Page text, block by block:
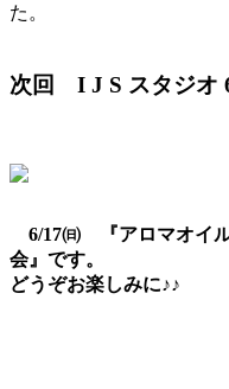
た。
次回 I J S スタジオ
6/17㈰ 『アロマオイ
会』です。
どうぞお楽しみに♪♪